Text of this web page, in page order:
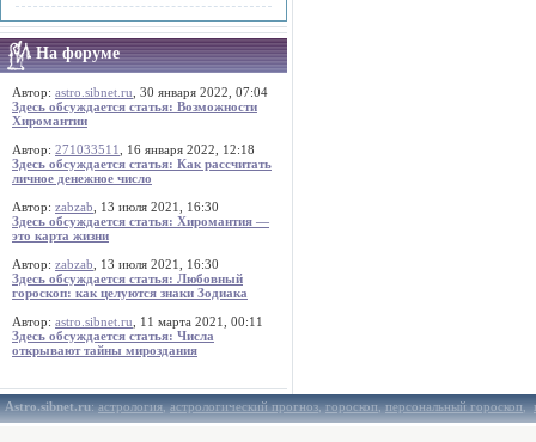
На форуме
Автор: astro.sibnet.ru , 30 января 2022, 07:04
Здесь обсуждается статья: Возможности
Хиромантии
Автор: 271033511
, 16 января 2022, 12:18
Здесь обсуждается статья: Как рассчитать
личное денежное число
Автор: zabzab , 13 июля 2021, 16:30
Здесь обсуждается статья: Хиромантия —
это карта жизни
Автор: zabzab , 13 июля 2021, 16:30
Здесь обсуждается статья: Любовный
гороскоп: как целуются знаки Зодиака
Автор: astro.sibnet.ru , 11 марта 2021, 00:11
Здесь обсуждается статья: Числа
открывают тайны мироздания
Astro.sibnet.ru:астрология,астрологический прогноз,гороскоп,персональный гороскоп,